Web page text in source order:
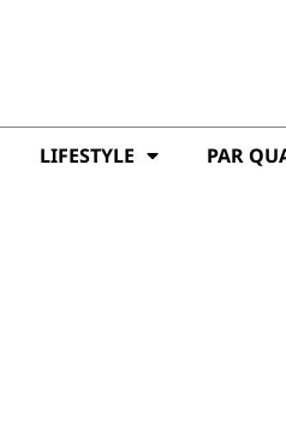
LIFESTYLE PAR